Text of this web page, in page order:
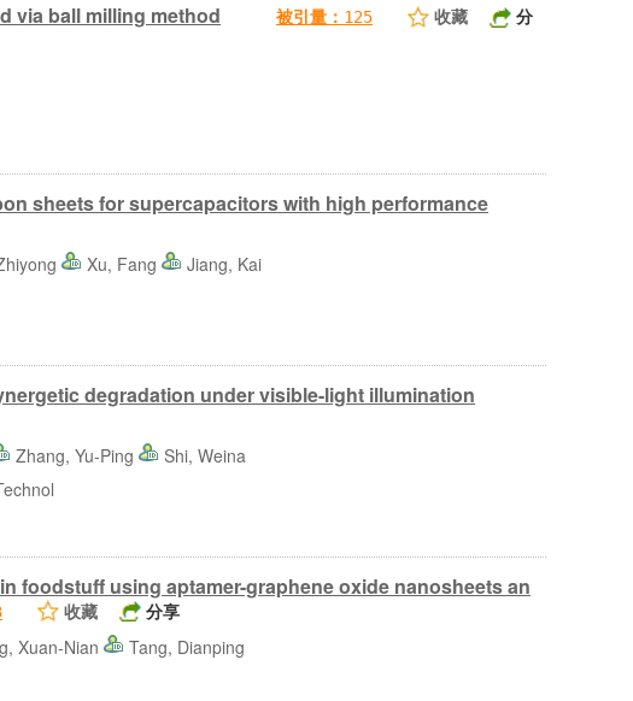
via ball milling method 被引量： 125 收藏
分
sheets for supercapacitors with high performance
Xu, Fang
Jiang, Kai
degradation under visible-light illumination
Zhang, Yu-Ping
Shi, Weina
foodstuff using aptamer-graphene oxide nanosheets an
收藏
分享
Xuan-Nian
Tang, Dianping